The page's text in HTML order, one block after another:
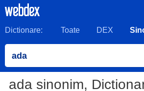
Dictionare: Toate DEX
ada sinonim,